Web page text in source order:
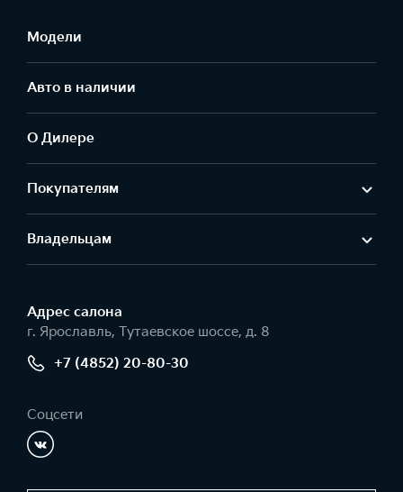
Модели
Авто в наличии
О Дилере
Покупателям
Владельцам
Адрес салонa
г. Ярославль, Тутаевское шоссе, д. 8
+7 (4852) 20-80-30
Соцсети